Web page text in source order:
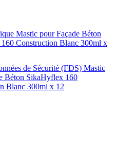
Mastic pour Façade Béton
Construction Blanc 300ml x
de Sécurité (FDS) Mastic
Béton SikaHyflex 160
Blanc 300ml x 12